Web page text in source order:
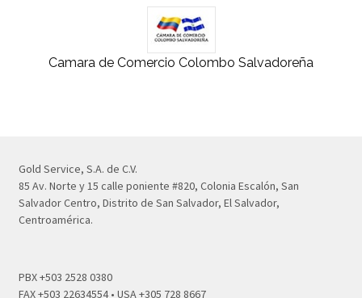
Camara de Comercio Colombo Salvadoreña
Gold Service, S.A. de C.V.
85 Av. Norte y 15 calle poniente #820, Colonia Escalón, San
Salvador Centro, Distrito de San Salvador, El Salvador,
Centroamérica.
PBX +503 2528 0380
FAX +503 22634554 • USA +305 728 8667